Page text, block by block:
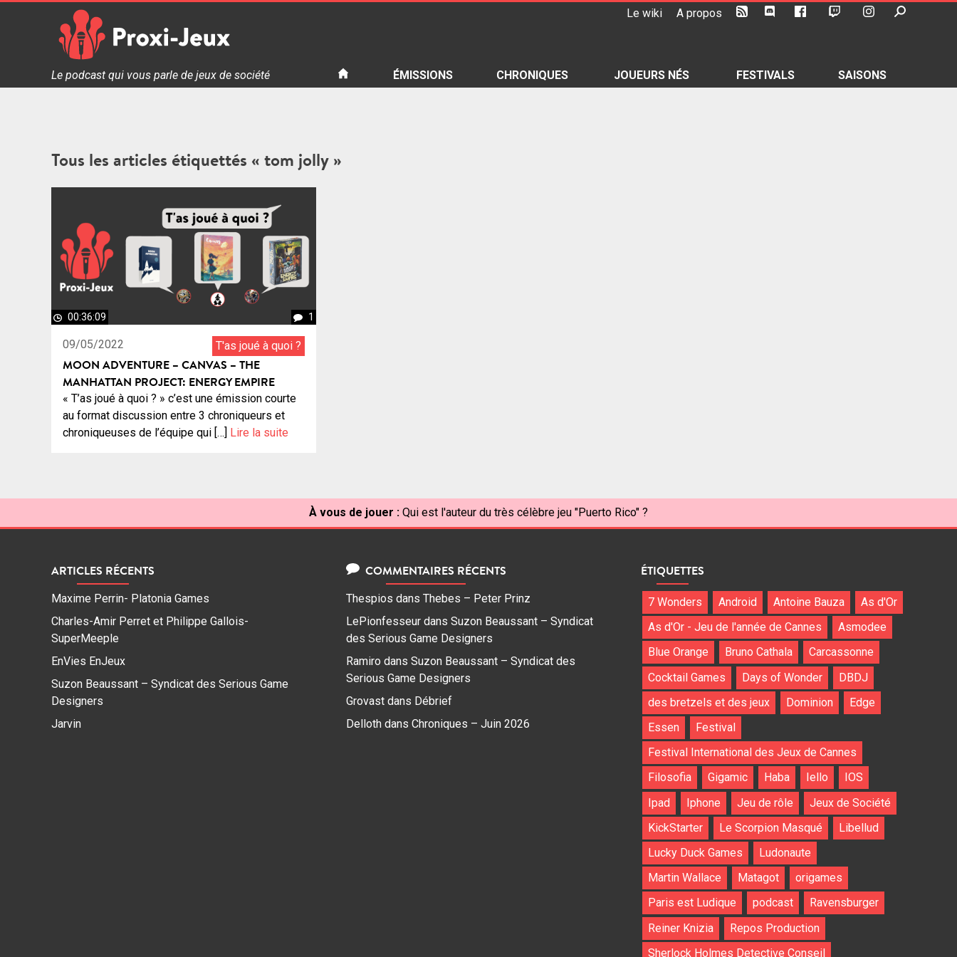
Le wiki A propos
Proxi Jeux - Le podcast qui vous parle de jeux de société
Le podcast qui vous parle de jeux de société ÉMISSIONS CHRONIQUES JOUEURS NÉS FESTIVALS SAISONS
Tous les articles étiquettés « tom jolly »
00:36:09 1
09/05/2022 T'as joué à quoi ?
MOON ADVENTURE – CANVAS – THE
MANHATTAN PROJECT: ENERGY EMPIRE
« T’as joué à quoi ? » c’est une émission courte
au format discussion entre 3 chroniqueurs et
chroniqueuses de l’équipe qui […]
Lire la suite
À vous de jouer : Qui est l'auteur du très célèbre jeu "Puerto Rico" ?
ARTICLES RÉCENTS
Maxime Perrin- Platonia Games
Charles-Amir Perret et Philippe Gallois-
SuperMeeple
EnVies EnJeux
Suzon Beaussant – Syndicat des Serious Game
Designers
Jarvin
COMMENTAIRES RÉCENTS
Thespios dans Thebes – Peter Prinz
LePionfesseur dans Suzon Beaussant – Syndicat
des Serious Game Designers
Ramiro dans Suzon Beaussant – Syndicat des
Serious Game Designers
Grovast dans Débrief
Delloth dans Chroniques – Juin 2026
ÉTIQUETTES
7 Wonders Android Antoine Bauza
As d'Or
As d'Or - Jeu de l'année de Cannes
Asmodee
Blue Orange
Bruno Cathala
Carcassonne
Cocktail Games
Days of Wonder
DBDJ
des bretzels et des jeux
Dominion
Edge
Essen
Festival
Festival International des Jeux de Cannes
Filosofia
Gigamic Haba Iello
IOS
Ipad
Iphone Jeu de rôle
Jeux de Société
KickStarter
Le Scorpion Masqué
Libellud
Lucky Duck Games
Ludonaute
Martin Wallace
Matagot
origames
Paris est Ludique
podcast
Ravensburger
Reiner Knizia
Repos Production
Sherlock Holmes Detective Conseil